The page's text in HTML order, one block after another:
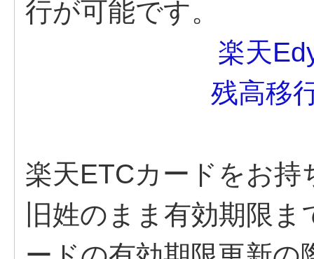
行が可能です。
楽天
残高移
楽天ETCカードをお持
旧姓のまま有効期限